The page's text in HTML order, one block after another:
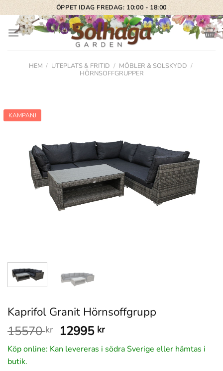
Skip
to
content
ÖPPET IDAG FREDAG: 10:00 - 18:00
HEM / UTEPLATS & FRITID / MÖBLER & SOLSKYDD /
HÖRNSOFFGRUPPER
KAMPANJ
Kaprifol Granit Hörnsoffgrupp
15570kr Det
ursprungliga
priset
12995 krDet
nuvarande
priset
Köp online: Kan levereras i södra Sverige eller hämtas i
butik.